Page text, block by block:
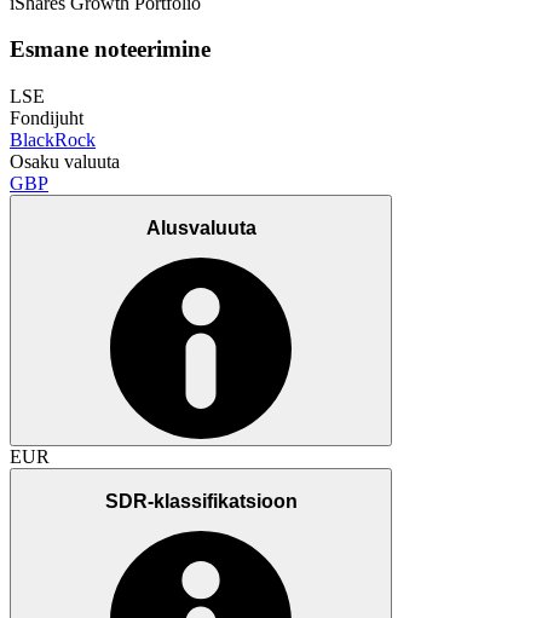
Esmane noteerimine
LSE
Fondijuht
BlackRock
Osaku valuuta
GBP
Alusvaluuta
EUR
SDR-klassifikatsioon